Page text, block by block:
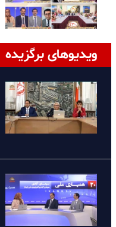
ویدیوهای برگزیده